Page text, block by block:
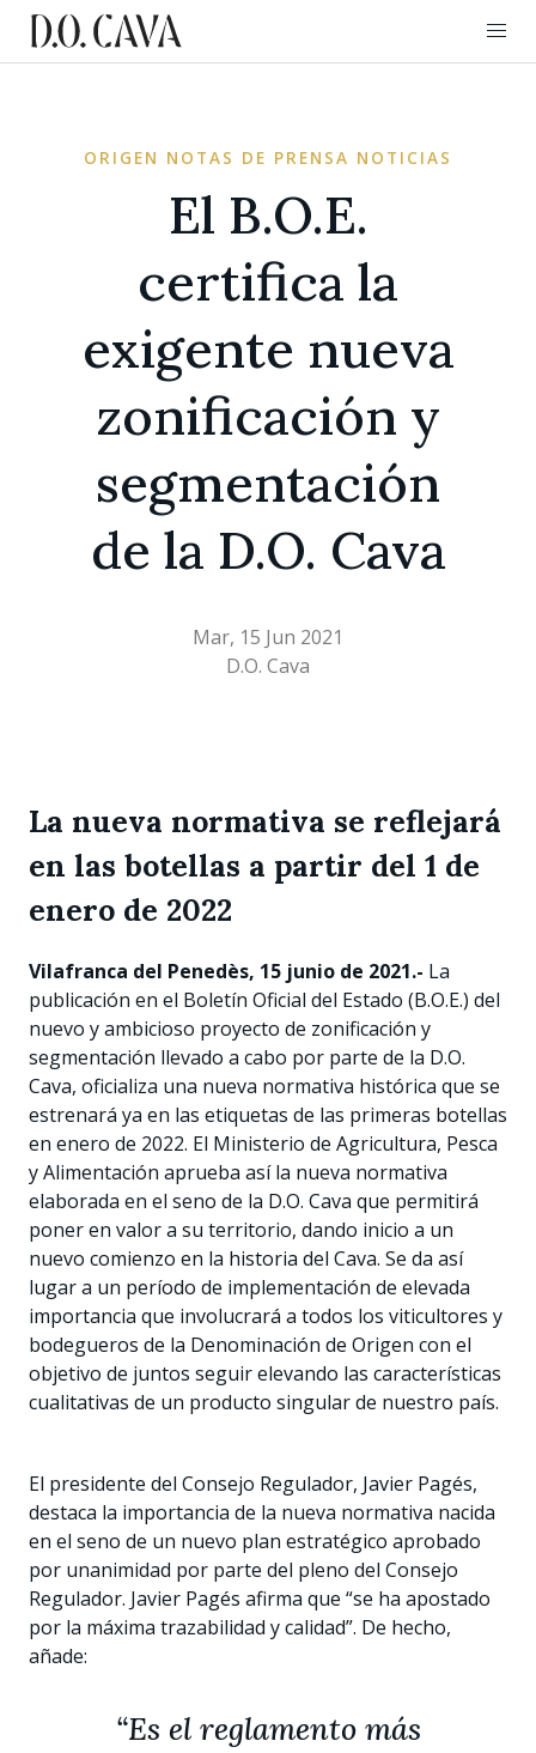
ORIGEN NOTAS DE PRENSA NOTICIAS
El B.O.E.
certifica la
exigente nueva
zonificación y
segmentación
de la D.O. Cava
Mar, 15 Jun 2021
D.O. Cava
La nueva normativa se reflejará
en las botellas a partir del 1 de
enero de 2022
Vilafranca del Penedès, 15 junio de 2021.- La
publicación en el Boletín Oficial del Estado (B.O.E.) del
nuevo y ambicioso proyecto de zonificación y
segmentación llevado a cabo por parte de la D.O.
Cava, oficializa una nueva normativa histórica que se
estrenará ya en las etiquetas de las primeras botellas
en enero de 2022. El Ministerio de Agricultura, Pesca
y Alimentación aprueba así la nueva normativa
elaborada en el seno de la D.O. Cava que permitirá
poner en valor a su territorio, dando inicio a un
nuevo comienzo en la historia del Cava. Se da así
lugar a un período de implementación de elevada
importancia que involucrará a todos los viticultores y
bodegueros de la Denominación de Origen con el
objetivo de juntos seguir elevando las características
cualitativas de un producto singular de nuestro país.
El presidente del Consejo Regulador, Javier Pagés,
destaca la importancia de la nueva normativa nacida
en el seno de un nuevo plan estratégico aprobado
por unanimidad por parte del pleno del Consejo
Regulador. Javier Pagés afirma que “se ha apostado
por la máxima trazabilidad y calidad”. De hecho,
añade:
“Es el reglamento más